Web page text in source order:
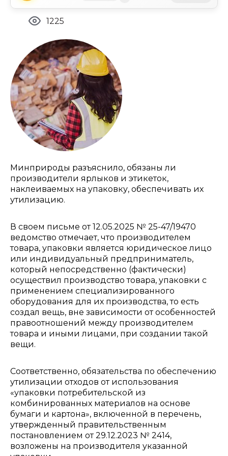
1225
Минприроды разъяснило, обязаны ли
производители ярлыков и этикеток,
наклеиваемых на упаковку, обеспечивать их
утилизацию.
В своем письме от 12.05.2025 № 25-47/19470
ведомство отмечает, что производителем
товара, упаковки является юридическое лицо
или индивидуальный предприниматель,
который непосредственно (фактически)
осуществил производство товара, упаковки с
применением специализированного
оборудования для их производства, то есть
создал вещь, вне зависимости от особенностей
правоотношений между производителем
товара и иными лицами, при создании такой
вещи.
Соответственно, обязательства по обеспечению
утилизации отходов от использования
«упаковки потребительской из
комбинированных материалов на основе
бумаги и картона», включенной в перечень,
утвержденный правительственным
постановлением от 29.12.2023 № 2414,
возложены на производителя указанной